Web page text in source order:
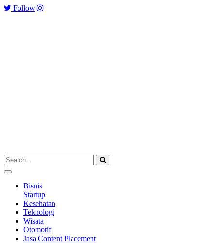
Follow
Bisnis
Startup
Kesehatan
Teknologi
Wisata
Otomotif
Jasa Content Placement